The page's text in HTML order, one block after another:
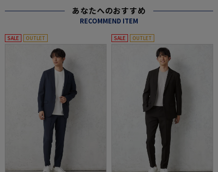
あなたへのおすすめ
RECOMMEND ITEM
SALE OUTLET SALE OUTLET